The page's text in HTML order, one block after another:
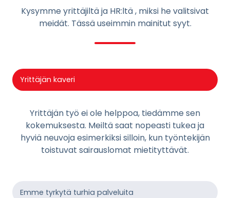
Kysymme yrittäjiltä ja HR:ltä , miksi he valitsivat
meidät. Tässä useimmin mainitut syyt.
Yrittäjän kaveri
Yrittäjän työ ei ole helppoa, tiedämme sen
kokemuksesta. Meiltä saat nopeasti tukea ja
hyviä neuvoja esimerkiksi silloin, kun työntekijän
toistuvat sairauslomat mietityttävät.
Emme tyrkytä turhia palveluita